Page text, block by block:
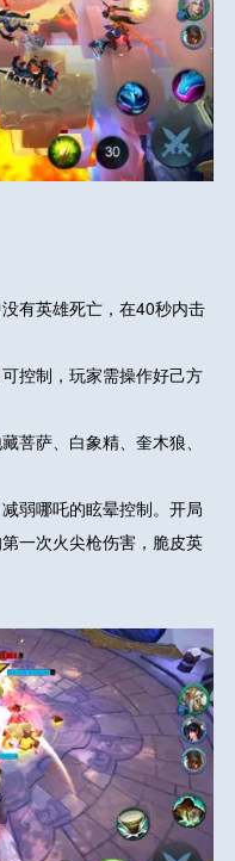
有英雄死亡，在40秒内击
控制，玩家需操作好己方
萨、白象精、奎木狼、
弱哪吒的眩晕控制。开局
一次火尖枪伤害，脆皮英